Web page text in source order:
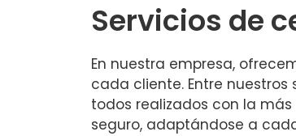
Servicios de
En nuestra empresa,
cada cliente. Entre
todos realizados con la
seguro, adaptándose a